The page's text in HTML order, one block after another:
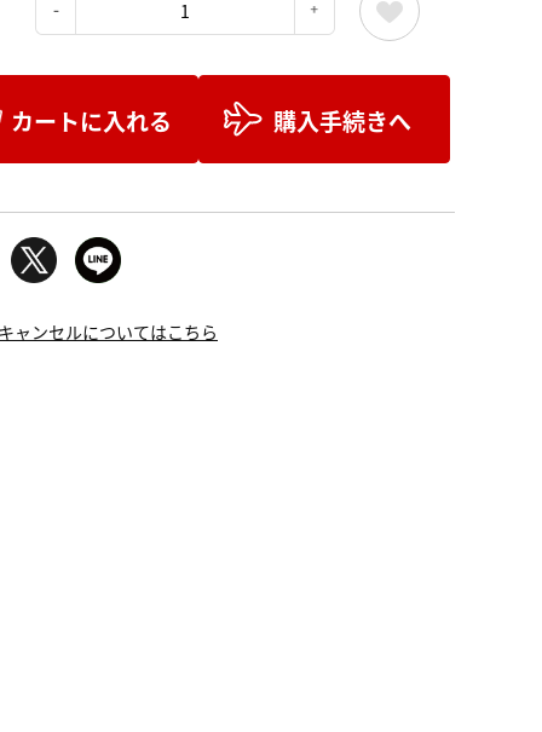
カートに入れる 購入手続きへ
ャンセルについてはこちら